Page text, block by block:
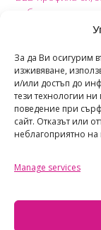
За да Ви осигурим
изживяване,
и/или достъп до
тези технологии
поведение при
сайт. Отказът или
неблагоприятно
Manage services
добавите